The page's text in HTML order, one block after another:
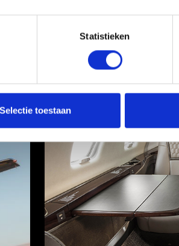
Statistieken
Selectie toestaan
prijs